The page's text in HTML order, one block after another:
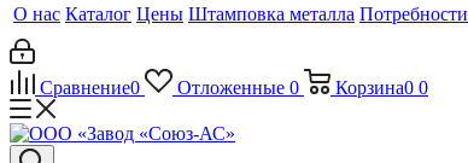
О нас Каталог Цены Штамповка металла Потребности
Сравнение0 Отложенные 0 Корзина0 0